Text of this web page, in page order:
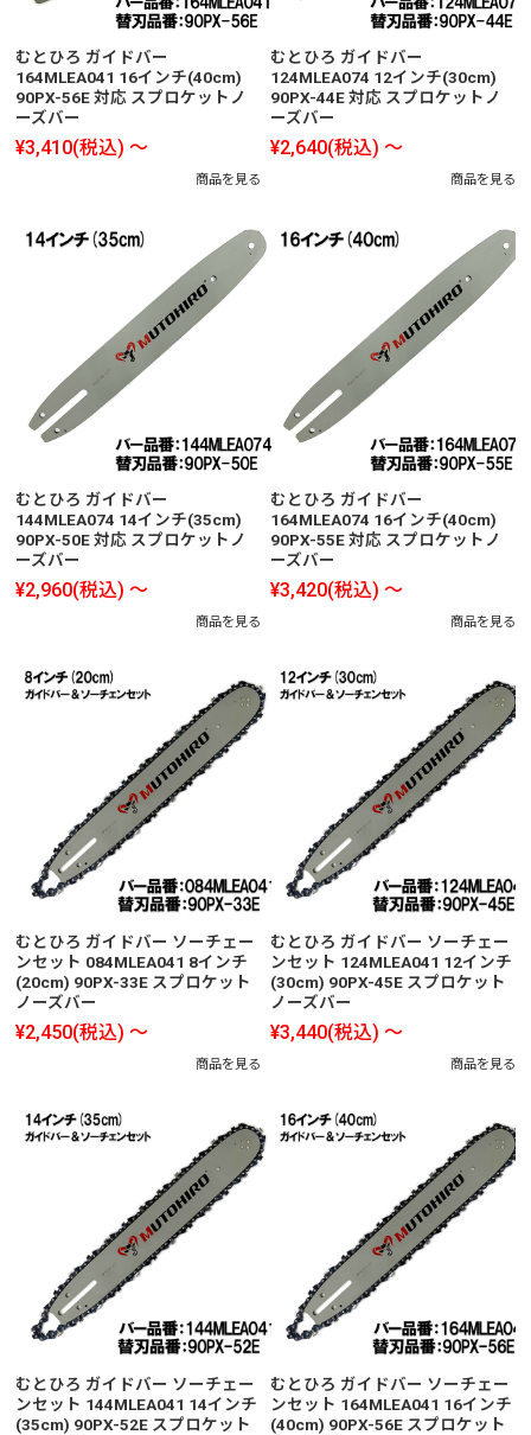
むとひろ ガイドバー
164MLEA041 16インチ(40cm)
90PX-56E 対応 スプロケットノ
ーズバー
¥3,410(税込) ～
商品を見る
むとひろ ガイドバー
124MLEA074 12インチ(30cm)
90PX-44E 対応 スプロケットノ
ーズバー
¥2,640(税込) ～
商品を見る
むとひろ ガイドバー
144MLEA074 14インチ(35cm)
90PX-50E 対応 スプロケットノ
ーズバー
¥2,960(税込) ～
商品を見る
むとひろ ガイドバー
164MLEA074 16インチ(40cm)
90PX-55E 対応 スプロケットノ
ーズバー
¥3,420(税込) ～
商品を見る
むとひろ ガイドバー ソーチェー
ンセット 084MLEA041 8インチ
(20cm) 90PX-33E スプロケット
ノーズバー
¥2,450(税込) ～
商品を見る
むとひろ ガイドバー ソーチェー
ンセット 124MLEA041 12インチ
(30cm) 90PX-45E スプロケット
ノーズバー
¥3,440(税込) ～
商品を見る
むとひろ ガイドバー ソーチェー
ンセット 144MLEA041 14インチ
(35cm) 90PX-52E スプロケット
むとひろ ガイドバー ソーチェー
ンセット 164MLEA041 16インチ
(40cm) 90PX-56E スプロケット